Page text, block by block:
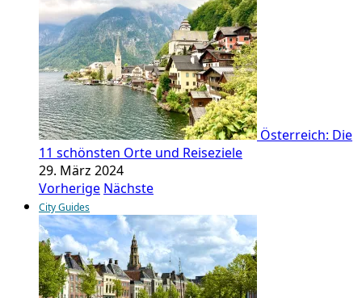
Österreich: Die
11 schönsten Orte und Reiseziele
29. März 2024
Vorherige Nächste
City Guides